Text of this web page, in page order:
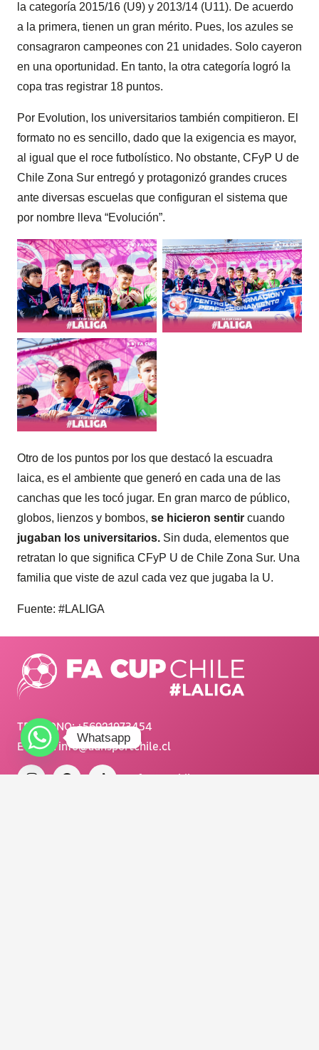
la categoría 2015/16 (U9) y 2013/14 (U11). De acuerdo
a la primera, tienen un gran mérito. Pues, los azules se
consagraron campeones con 21 unidades. Solo cayeron
en una oportunidad. En tanto, la otra categoría logró la
copa tras registrar 18 puntos.
Por Evolution, los universitarios también compitieron. El
formato no es sencillo, dado que la exigencia es mayor,
al igual que el roce futbolístico. No obstante, CFyP U de
Chile Zona Sur entregó y protagonizó grandes cruces
ante diversas escuelas que configuran el sistema que
por nombre lleva “Evolución”.
Otro de los puntos por los que destacó la escuadra
laica, es el ambiente que generó en cada una de las
canchas que les tocó jugar. En gran marco de público,
globos, lienzos y bombos, se hicieron sentir cuando
jugaban los universitarios. Sin duda, elementos que
retratan lo que significa CFyP U de Chile Zona Sur. Una
familia que viste de azul cada vez que jugaba la U.
Fuente: #LALIGA
TELÉFONO:+56921973454
E-MAIL:info@adnsportchile.cl
/ facup_chile
Whatsapp